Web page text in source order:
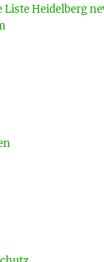
Heidelberg